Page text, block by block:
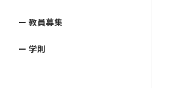
ー 教員募集
ー 学則